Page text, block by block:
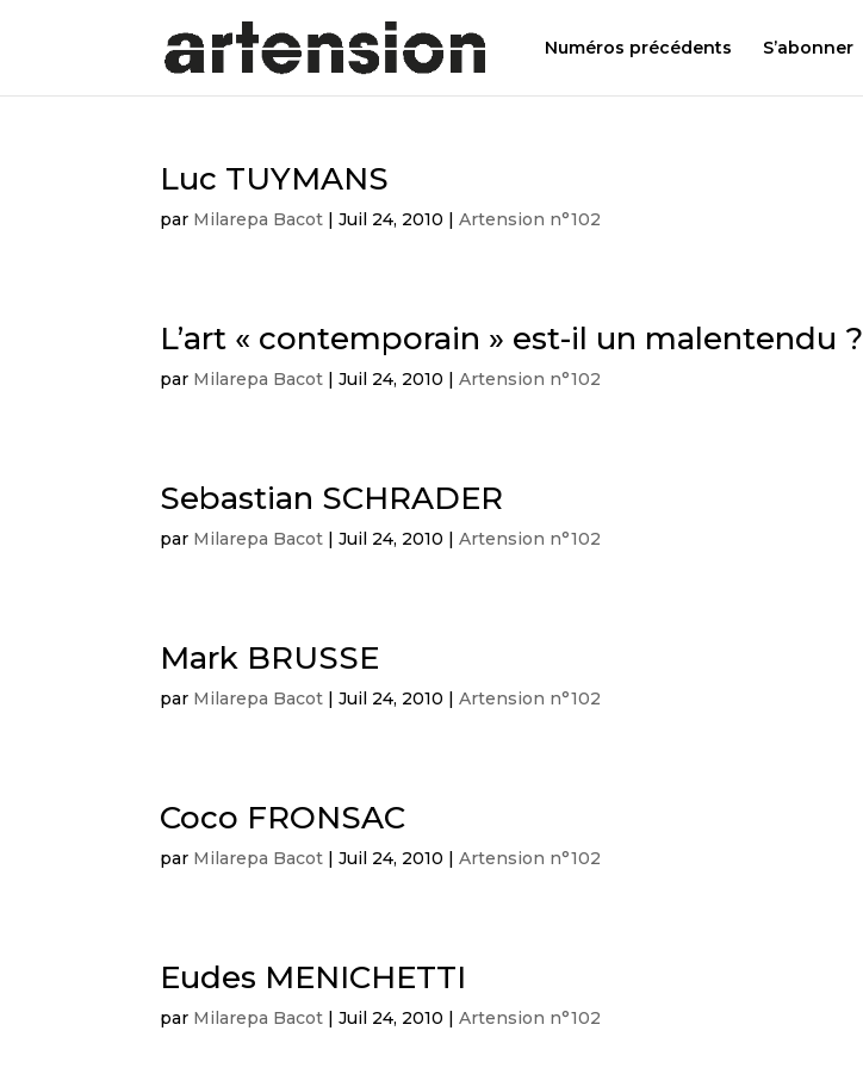
Numéros précédents S’abonner
Luc TUYMANS
par Milarepa Bacot |Juil 24, 2010 |Artension n°102
L’art « contemporain » est-il un malentendu ?
par Milarepa Bacot |Juil 24, 2010 |Artension n°102
Sebastian SCHRADER
par Milarepa Bacot |Juil 24, 2010 |Artension n°102
Mark BRUSSE
par Milarepa Bacot |Juil 24, 2010 |Artension n°102
Coco FRONSAC
par Milarepa Bacot |Juil 24, 2010 |Artension n°102
Eudes MENICHETTI
par Milarepa Bacot |Juil 24, 2010 |Artension n°102